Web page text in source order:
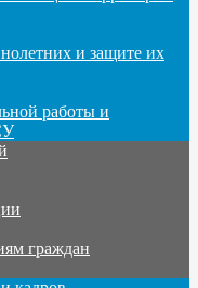
и защите их
работы и
граждан